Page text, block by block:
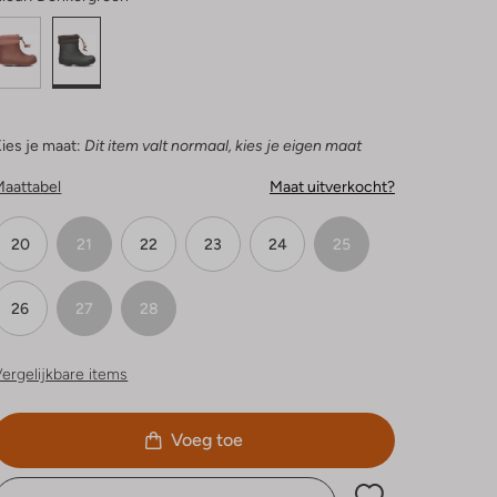
je maat: Dit item valt normaal, kies je eigen maat
Maat uitverkocht?
20 21 22 23 24 25
26 27 28
items
Voeg toe